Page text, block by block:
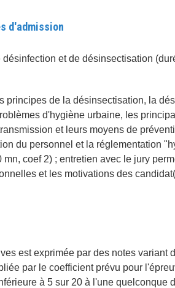
d'admission
et de désinsectisation
principes de la désinsectisation, la
d'hygiène urbaine, les
et leurs moyens de
du personnel et la réglementation
coef 2) ; entretien avec le jury
et les motivations des
est exprimée par des notes variant
par le coefficient prévu pour
à 5 sur 20 à l'une quelconque